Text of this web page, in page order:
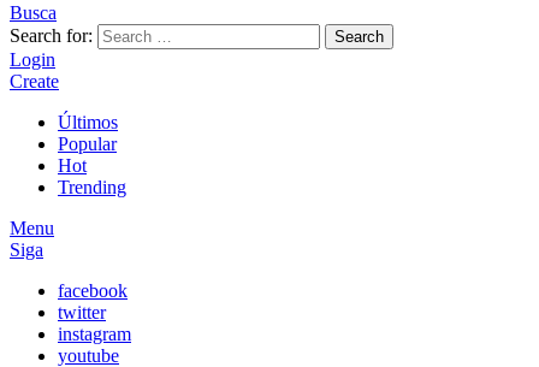
Busca
Search for:
Search
Login
Create
Últimos
Popular
Hot
Trending
Menu
Siga
facebook
twitter
instagram
youtube